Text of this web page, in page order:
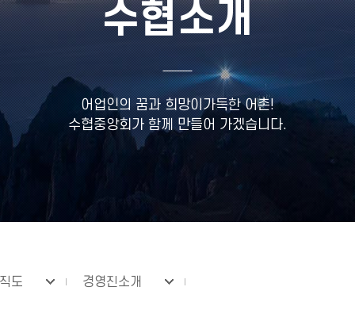
수협소개
어업인의 꿈과 희망이가득한 어촌!
수협중앙회가 함께 만들어 가겠습니다.
도 경영진소개